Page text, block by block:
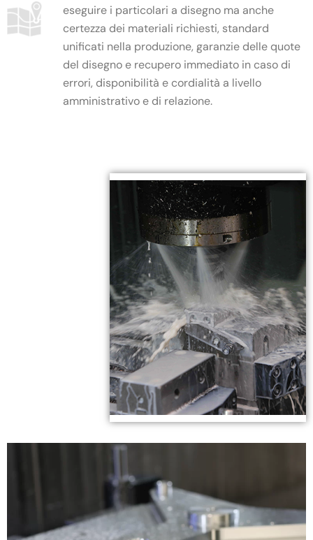
eseguire i particolari a disegno ma anche
certezza dei materiali richiesti, standard
unificati nella produzione, garanzie delle quote
del disegno e recupero immediato in caso di
errori, disponibilità e cordialità a livello
amministrativo e di relazione.